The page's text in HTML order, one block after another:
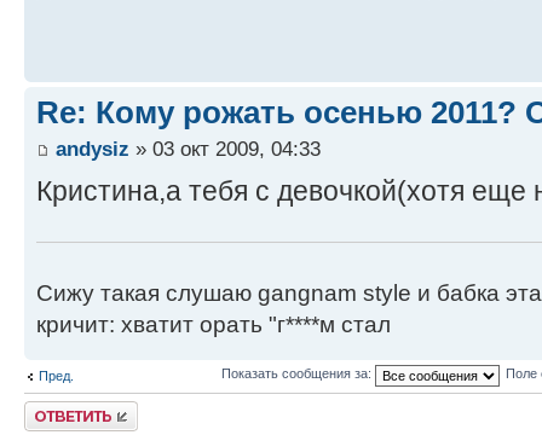
Re: Кому рожать осенью 2011?
andysiz » 03 окт 2009, 04:33
Кристина,а тебя с девочкой(хотя еще
Сижу такая слушаю gangnam style и бабка
кричит: хватит орать "г****м стал
Пред. Показать сообщения за: Поле
Ответить